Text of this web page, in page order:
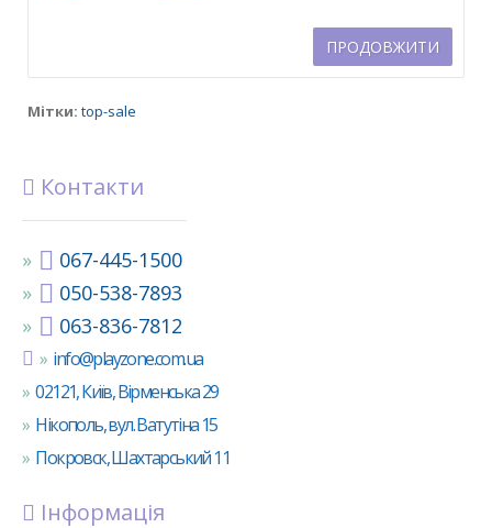
ПРОДОВЖИТИ
Мітки: top-sale
Контакти
067-445-1500
050-538-7893
063-836-7812
info@playzone.com.ua
02121, Київ, Вірменська 29
Нікополь, вул. Ватутіна 15
Покровск, Шахтарський 11
Інформація